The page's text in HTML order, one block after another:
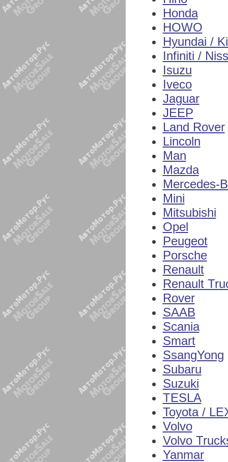
Honda
HOWO
Hyundai /
Infiniti /
Isuzu
Iveco
Jaguar
JEEP
Land Rover
Lincoln
Man
Mazda
Mercedes-
Mini
Mitsubishi
Opel
Peugeot
Porsche
Renault
Renault
Rover
SAAB
Scania
Smart
SsangYong
Subaru
Suzuki
TESLA
Toyota /
Volvo
Volvo
Yanmar